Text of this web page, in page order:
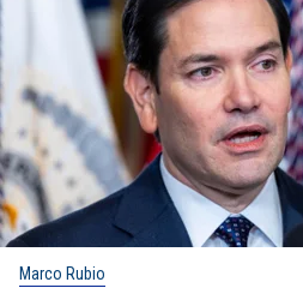
Marco Rubio